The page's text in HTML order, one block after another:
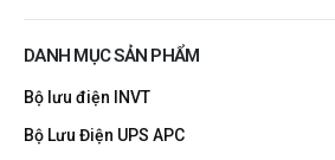
DANH MỤC SẢN PHẨM
Bộ lưu điện INVT
Bộ Lưu Điện UPS APC